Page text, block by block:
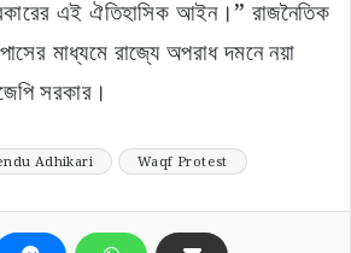
এই ঐতিহাসিক আইন।” রাজনৈতিক
মাধ্যমে রাজ্যে অপরাধ দমনে নয়া
সরকার।
Adhikari Waqf Protest